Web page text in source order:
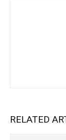
RELATED